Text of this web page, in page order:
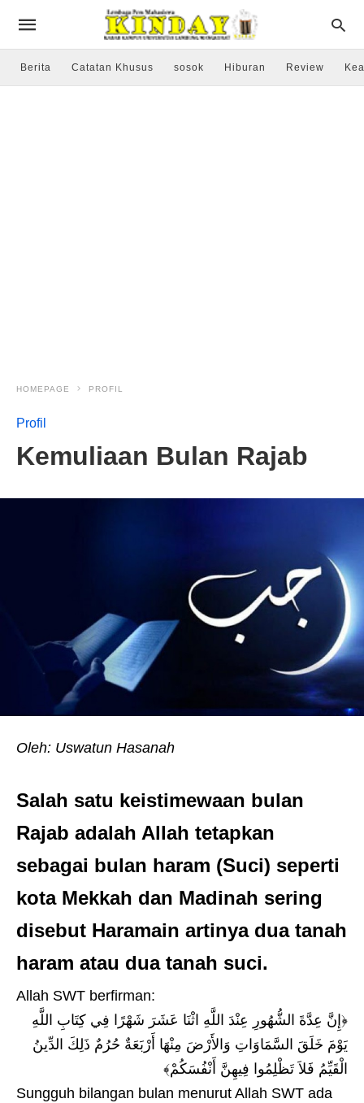
Berita Catatan Khusus sosok Hiburan Review
HOMEPAGE PROFIL
Profil
Kemuliaan Bulan Rajab
Oleh: Uswatun Hasanah
Salah satu keistimewaan bulan
Rajab adalah Allah tetapkan
sebagai bulan haram (Suci) seperti
kota Mekkah dan Madinah sering
disebut Haramain artinya dua tanah
haram atau dua tanah suci.
Allah SWT berfirman:
﴿إِنَّ عِدَّةَ الشُّهُورِ عِنْدَ اللَّهِ اثْنَا عَشَرَ شَهْرًا فِي كِتَابِ اللَّهِ
يَوْمَ خَلَقَ السَّمَاوَاتِ وَالأَرْضَ مِنْهَا أَرْبَعَةٌ حُرُمٌ ذَلِكَ الدِّينُ
الْقَيِّمُ فَلاَ تَظْلِمُوا فِيهِنَّ أَنْفُسَكُمْ﴾
Sungguh bilangan bulan menurut Allah SWT ada